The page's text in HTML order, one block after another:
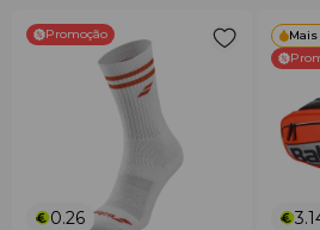
Promoção
0.26